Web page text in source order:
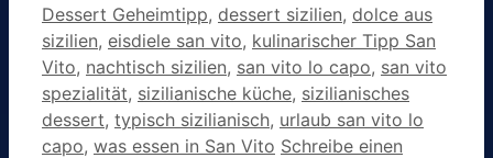
Dessert Geheimtipp, dessert sizilien, dolce aus
sizilien, eisdiele san vito, kulinarischer Tipp San
Vito, nachtisch sizilien, san vito lo capo, san vito
spezialität, sizilianische küche, sizilianisches
dessert, typisch sizilianisch, urlaub san vito lo
capo, was essen in San Vito Schreibe einen